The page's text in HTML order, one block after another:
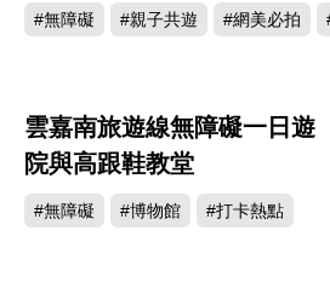
#無障礙 #親子共遊 #網美必拍
雲嘉南旅遊線無障礙一日遊
院與高跟鞋教堂
#無障礙 #博物館 #打卡熱點